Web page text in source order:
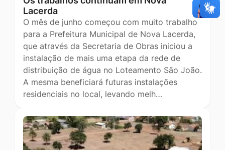
Lacerda
O mês de junho começou com muito trabalho
para a Prefeitura Municipal de Nova Lacerda,
que através da Secretaria de Obras iniciou a
instalação de mais uma etapa da rede de
distribuição de água no Loteamento São João.
A mesma beneficiará futuras instalações
residenciais no local, levando melh…